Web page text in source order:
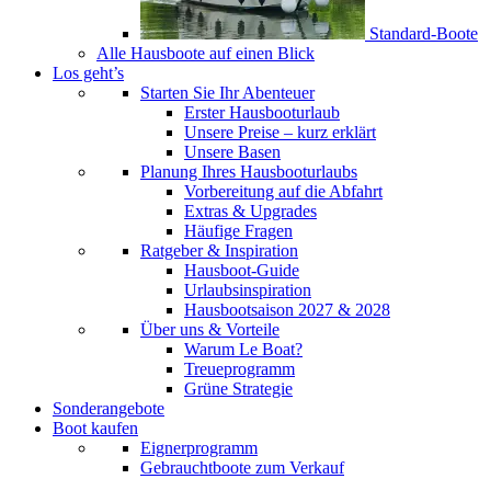
Standard-Boote
Alle Hausboote auf einen Blick
Los geht’s
Starten Sie Ihr Abenteuer
Erster Hausbooturlaub
Unsere Preise – kurz erklärt
Unsere Basen
Planung Ihres Hausbooturlaubs
Vorbereitung auf die Abfahrt
Extras & Upgrades
Häufige Fragen
Ratgeber & Inspiration
Hausboot-Guide
Urlaubsinspiration
Hausbootsaison 2027 & 2028
Über uns & Vorteile
Warum Le Boat?
Treueprogramm
Grüne Strategie
Sonderangebote
Boot kaufen
Eignerprogramm
Gebrauchtboote zum Verkauf